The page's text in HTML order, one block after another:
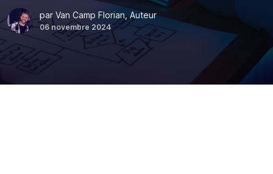
par Van Camp Florian, Auteur
06 novembre 2024